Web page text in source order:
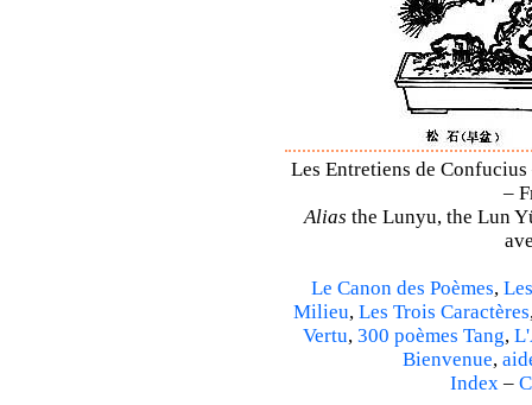
Les Entretiens de
–
Alias the Lunyu, the Lun
Le Canon des Poèmes,
Milieu, Les Trois Caractères
Vertu, 300 poèmes Tang,
Bienvenue,
Index –